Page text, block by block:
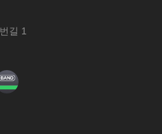
길 1